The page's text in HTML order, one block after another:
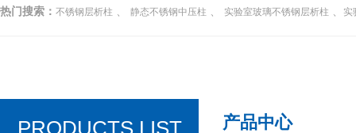
热门搜索： 不锈钢层析柱 、 静态不锈钢中压柱 、 实验室玻璃不锈钢层析柱 、 实
PRODUCTS LIST 产品中心